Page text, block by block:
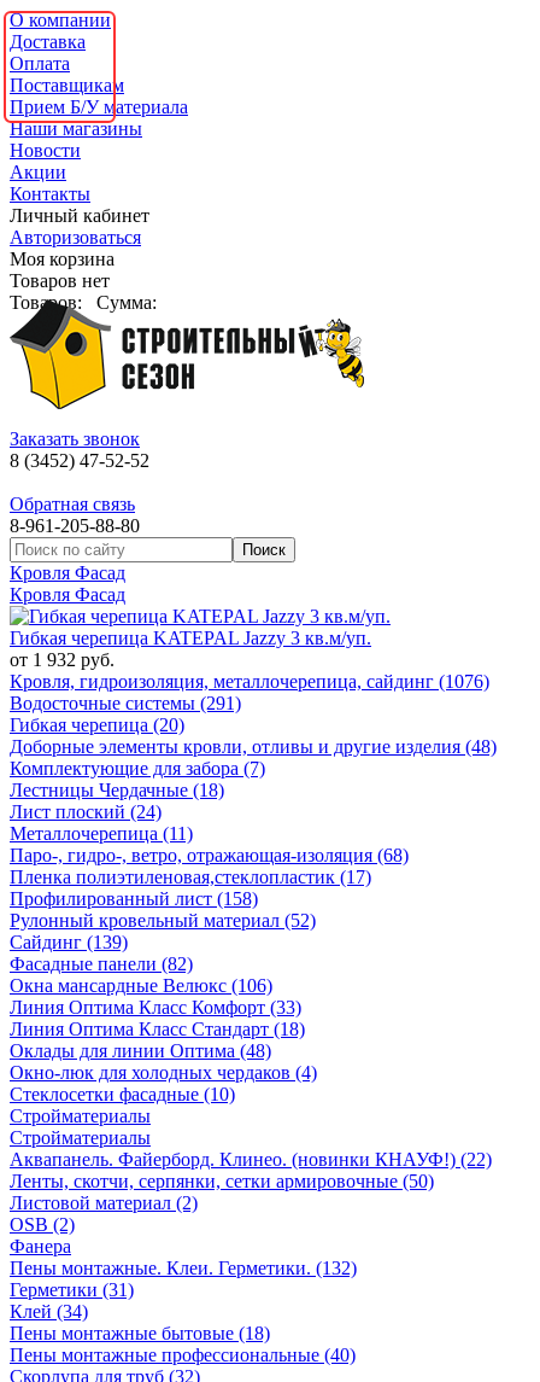
О компании
Доставка
Оплата
Поставщикам
Прием Б/У материала
Наши магазины
Новости
Акции
Контакты
Личный кабинет
Авторизоваться
Моя корзина
Товаров нет
Товаров:
Сумма:
Заказать звонок
8 (3452) 47-52-52
Обратная связь
8-961-205-88-80
Кровля Фасад
Кровля Фасад
Гибкая черепица KATEPAL Jazzy 3 кв.м/уп.
от 1 932 руб.
Кровля, гидроизоляция, металлочерепица, сайдинг (1076)
Водосточные системы (291)
Гибкая черепица (20)
Доборные элементы кровли, отливы и другие изделия (48)
Комплектующие для забора (7)
Лестницы Чердачные (18)
Лист плоский (24)
Металлочерепица (11)
Паро-, гидро-, ветро, отражающая-изоляция (68)
Пленка полиэтиленовая,стеклопластик (17)
Профилированный лист (158)
Рулонный кровельный материал (52)
Сайдинг (139)
Фасадные панели (82)
Окна мансардные Велюкс (106)
Линия Оптима Класс Комфорт (33)
Линия Оптима Класс Стандарт (18)
Оклады для линии Оптима (48)
Окно-люк для холодных чердаков (4)
Стеклосетки фасадные (10)
Стройматериалы
Стройматериалы
Аквапанель. Файерборд. Клинео. (новинки КНАУФ!) (22)
Ленты, скотчи, серпянки, сетки армировочные (50)
Листовой материал (2)
OSB (2)
Фанера
Пены монтажные. Клеи. Герметики. (132)
Герметики (31)
Клей (34)
Пены монтажные бытовые (18)
Пены монтажные профессиональные (40)
Скорлупа для труб (32)